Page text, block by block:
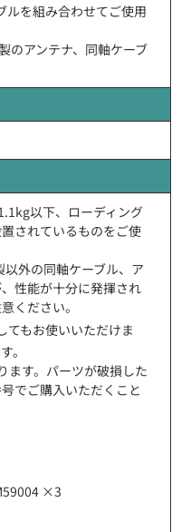
ルを組み合わせてご使用
のアンテナ、同軸ケーブ
以下、ローディング
されているものをご使
外の同軸ケーブル、ア
性能が十分に発揮され
ください。
てもお使いいただけま
。
ます。パーツが破損した
でご購入いただくこと
×3